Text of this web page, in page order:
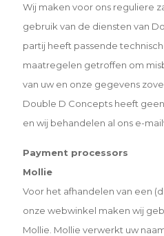
Wij maken voor ons reguliere
gebruik van de diensten van
partij heeft passende
maatregelen getroffen om
van uw en onze gegevens
Double D Concepts heeft
en wij behandelen al ons e-
Payment processors
Mollie
Voor het afhandelen van een
onze webwinkel maken wij
Mollie. Mollie verwerkt uw